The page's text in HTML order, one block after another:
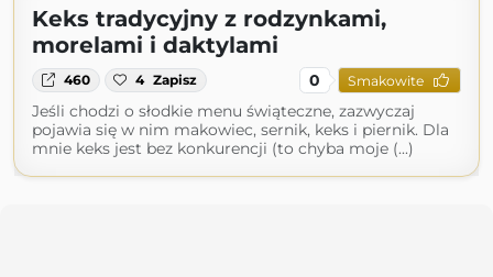
Keks tradycyjny z rodzynkami,
morelami i daktylami
460 4 Zapisz 0 Smakowite
Jeśli chodzi o słodkie menu świąteczne, zazwyczaj
pojawia się w nim makowiec, sernik, keks i piernik. Dla
mnie keks jest bez konkurencji (to chyba moje (...)